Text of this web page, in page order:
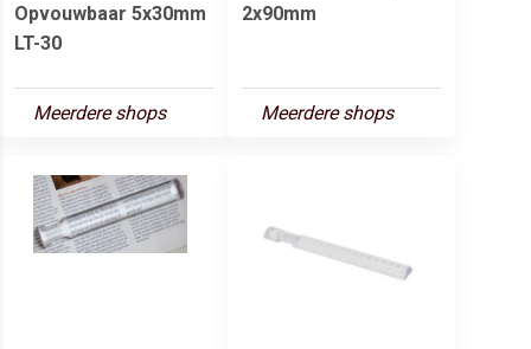
Opvouwbaar 5x30mm
LT-30
Meerdere shops
2x90mm
Meerdere shops